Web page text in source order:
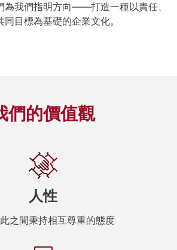
為我們指明方向——打造一種以責任、
同目標為基礎的企業文化。
們的價值觀
人性
之間秉持相互尊重的態度